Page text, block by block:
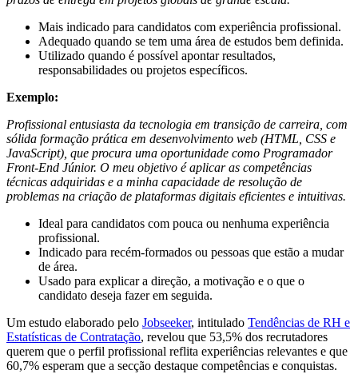
Mais indicado para candidatos com experiência profissional.
Adequado quando se tem uma área de estudos bem definida.
Utilizado quando é possível apontar resultados,
responsabilidades ou projetos ​​específicos.
Exemplo:
Profissional entusiasta da tecnologia em transição de carreira, com
sólida formação prática em desenvolvimento web (HTML, CSS e
JavaScript), que procura uma oportunidade como Programador
Front-End Júnior. O meu objetivo é aplicar as competências
técnicas adquiridas e a minha capacidade de resolução de
problemas na criação de plataformas digitais eficientes e intuitivas.
Ideal para candidatos com pouca ou nenhuma experiência
profissional.
Indicado para recém-formados ou pessoas que estão a mudar
de área.
Usado para explicar a direção, a motivação e o que o
candidato deseja fazer em seguida.
Um estudo elaborado pelo Jobseeker, intitulado Tendências de RH e
Estatísticas de Contratação, revelou que 53,5% dos recrutadores
querem que o perfil profissional reflita experiências relevantes e que
60,7% esperam que a secção destaque competências e conquistas.